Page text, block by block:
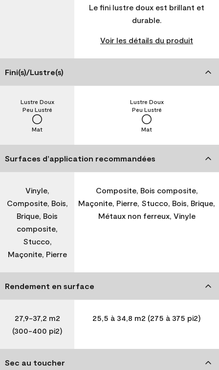
Le fini lustre doux est brillant et
durable.
Voir les détails du produit
Fini(s)/Lustre(s)
Mat
Peu Lustré
Lustre Doux
Mat
Peu Lustré
Lustre Doux
Surfaces d’application recommandées
Vinyle,
Composite, Bois,
Brique, Bois
composite,
Stucco,
Maçonite, Pierre
Composite, Bois composite,
Maçonite, Pierre, Stucco, Bois, Brique,
Métaux non ferreux, Vinyle
Rendement en surface
27,9-37,2 m2
(300-400 pi2)
25,5 à 34,8 m2 (275 à 375 pi2)
Sec au toucher